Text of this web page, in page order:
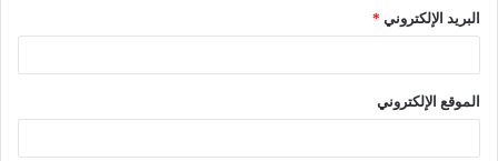
البريد الإلكتروني *
الموقع الإلكتروني